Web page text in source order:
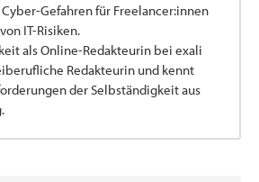
Gefahren für Freelancer:innen
IT-Risiken.
als Online-Redakteurin bei exali
Redakteurin und kennt
der Selbständigkeit aus